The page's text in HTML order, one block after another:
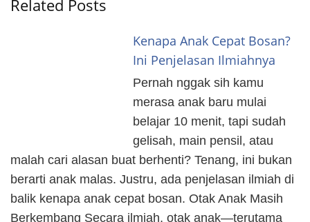
Related Posts
Kenapa Anak Cepat Bosan?
Ini Penjelasan Ilmiahnya
Pernah nggak sih kamu
merasa anak baru mulai
belajar 10 menit, tapi sudah
gelisah, main pensil, atau
malah cari alasan buat berhenti? Tenang, ini bukan
berarti anak malas. Justru, ada penjelasan ilmiah di
balik kenapa anak cepat bosan. Otak Anak Masih
Berkembang Secara ilmiah, otak anak—terutama